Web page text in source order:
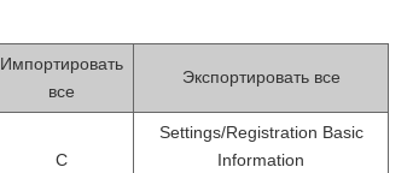
Импортировать
все
Экспортировать все
C
Settings/Registration Basic
Information